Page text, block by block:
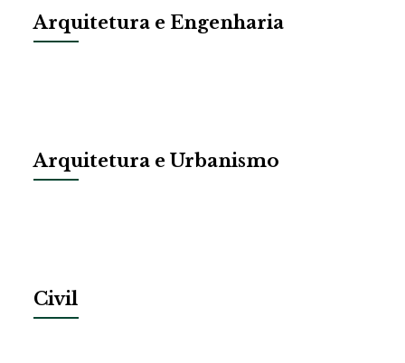
Arquitetura e Engenharia
Arquitetura e Urbanismo
Civil